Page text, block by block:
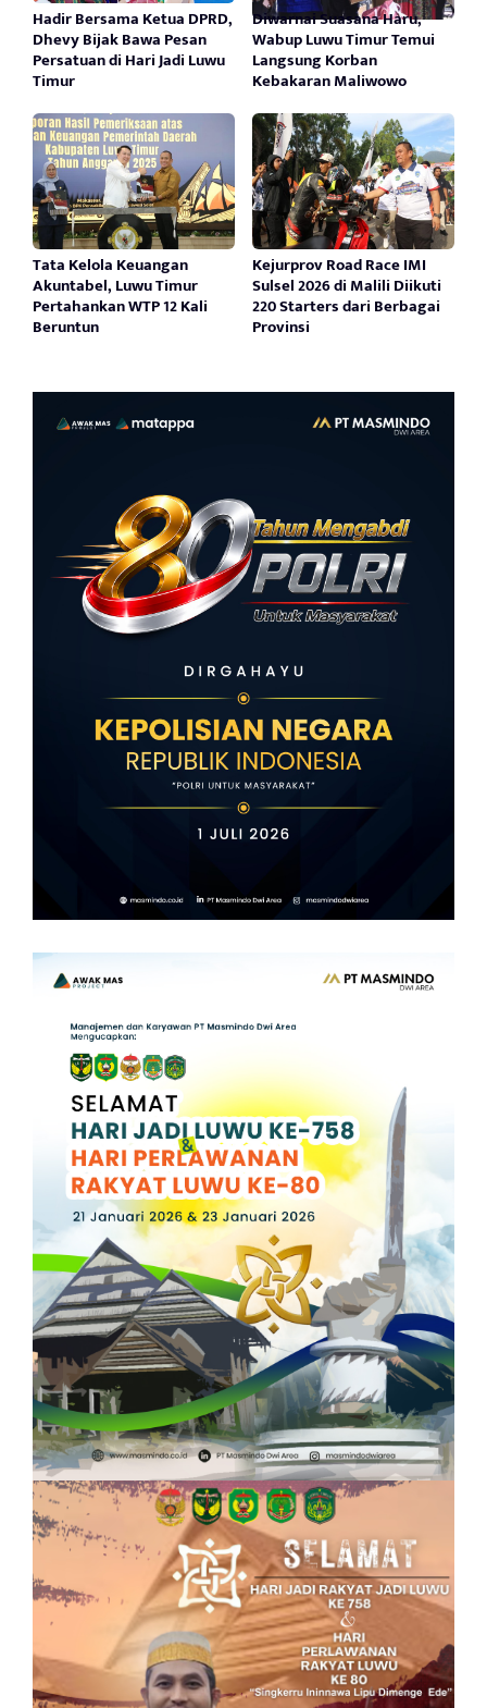
Hadir Bersama Ketua DPRD,
Dhevy Bijak Bawa Pesan
Persatuan di Hari Jadi Luwu
Timur
Diwarnai Suasana Haru,
Wabup Luwu Timur Temui
Langsung Korban
Kebakaran Maliwowo
Tata Kelola Keuangan
Akuntabel, Luwu Timur
Pertahankan WTP 12 Kali
Beruntun
Kejurprov Road Race IMI
Sulsel 2026 di Malili Diikuti
220 Starters dari Berbagai
Provinsi